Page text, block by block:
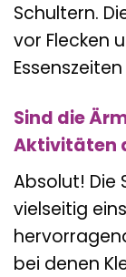
Schultern.
vor Flecken
Sind die
Aktivitäten
Absolut! Die
vielseitig
bei denen